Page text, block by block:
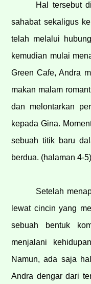
Hal tersebut
sahabat sekaligus
telah melalui
kemudian mulai
Green Cafe, Andra
makan malam
dan melontarkan
kepada Gina.
sebuah titik baru
berdua. (halaman 4-
Setelah
lewat cincin yang
sebuah bentuk
menjalani
Namun, ada saja
Andra dengar dari